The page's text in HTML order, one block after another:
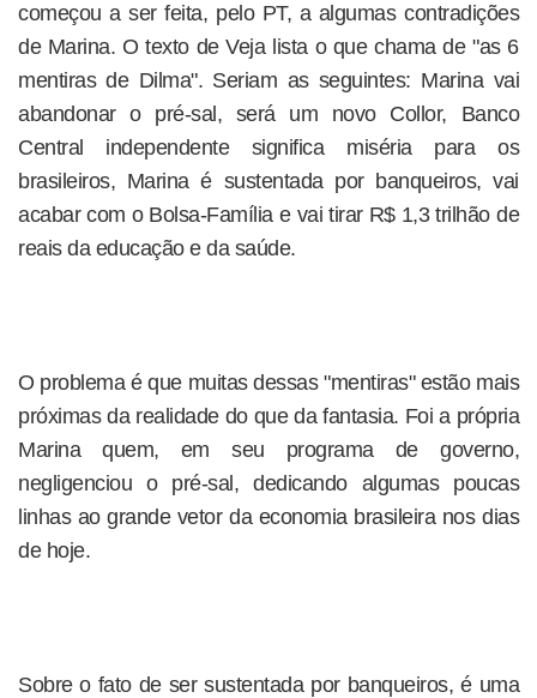
começou a ser feita, pelo PT, a algumas contradições
de Marina. O texto de Veja lista o que chama de "as 6
mentiras de Dilma". Seriam as seguintes: Marina vai
abandonar o pré-sal, será um novo Collor, Banco
Central independente significa miséria para os
brasileiros, Marina é sustentada por banqueiros, vai
acabar com o Bolsa-Família e vai tirar R$ 1,3 trilhão de
reais da educação e da saúde.
O problema é que muitas dessas "mentiras" estão mais
próximas da realidade do que da fantasia. Foi a própria
Marina quem, em seu programa de governo,
negligenciou o pré-sal, dedicando algumas poucas
linhas ao grande vetor da economia brasileira nos dias
de hoje.
Sobre o fato de ser sustentada por banqueiros, é uma